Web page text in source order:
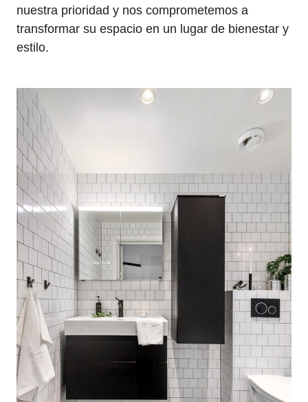
nuestra prioridad y nos comprometemos a
transformar su espacio en un lugar de bienestar y
estilo.